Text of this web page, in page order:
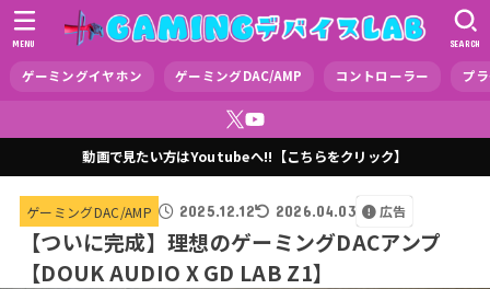
ゲーミングイヤホン ゲーミングDAC/AMP コントローラー プ
SEARCH
MENU
動画で見たい方はYoutubeへ!!【こちらをクリック】
ゲーミングDAC/AMP 2025.12.12 2026.04.03 広告
【ついに完成】理想のゲーミングDACアンプ
【DOUK AUDIO X GD LAB Z1】